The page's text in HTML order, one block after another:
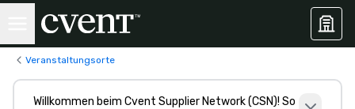
Veranstaltungsorte
Willkommen beim Cvent Supplier Network (CSN)! So